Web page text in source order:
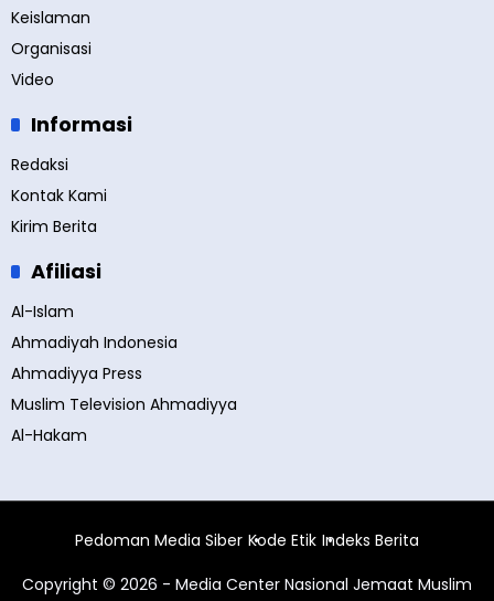
Keislaman
Organisasi
Video
Informasi
Redaksi
Kontak Kami
Kirim Berita
Afiliasi
Al-Islam
Ahmadiyah Indonesia
Ahmadiyya Press
Muslim Television Ahmadiyya
Al-Hakam
Pedoman Media Siber Kode Etik Indeks Berita
Copyright © 2026 - Media Center Nasional Jemaat Muslim